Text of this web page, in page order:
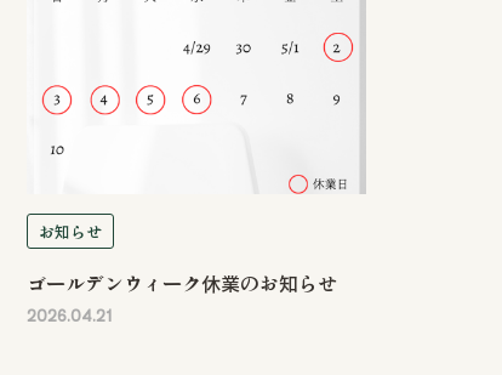
お知らせ
ゴールデンウィーク休業のお知らせ
2026.04.21